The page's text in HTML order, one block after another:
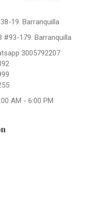
19. Barranquilla
#93-179. Barranquilla
3005792207
AM - 6:00 PM